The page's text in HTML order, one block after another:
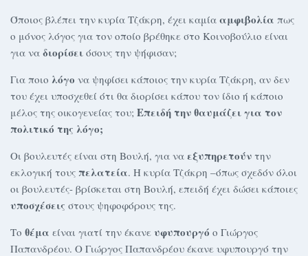
Όποιος βλέπει την κυρία Τζάκρη, έχει καμία αμφιβολία πως
ο μόνος λόγος για τον οποίο βρέθηκε στο Κοινοβούλιο είναι
για να διορίσει όσους την ψήφισαν;
Για ποιο λόγο να ψηφίσει κάποιος την κυρία Τζάκρη, αν δεν
του έχει υποσχεθεί ότι θα διορίσει κάπου τον ίδιο ή κάποιο
μέλος της οικογενείας του; Επειδή την θαυμάζει για τον
πολιτικό της λόγο;
Οι βουλευτές είναι στη Βουλή, για να εξυπηρετούν την
εκλογική τους πελατεία. Η κυρία Τζάκρη –όπως σχεδόν όλοι
οι βουλευτές- βρίσκεται στη Βουλή, επειδή έχει δώσει κάποιες
υποσχέσεις στους ψηφοφόρους της.
Το θέμα είναι γιατί την έκανε υφυπουργό ο Γιώργος
Παπανδρέου. Ο Γιώργος Παπανδρέου έκανε υφυπουργό την